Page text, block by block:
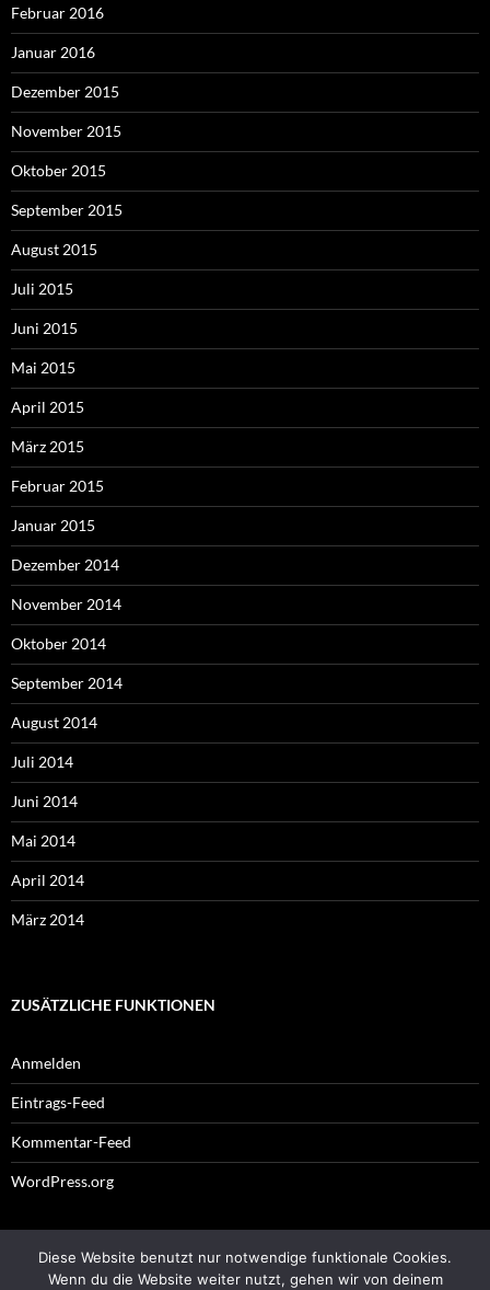
Februar 2016
Januar 2016
Dezember 2015
November 2015
Oktober 2015
September 2015
August 2015
Juli 2015
Juni 2015
Mai 2015
April 2015
März 2015
Februar 2015
Januar 2015
Dezember 2014
November 2014
Oktober 2014
September 2014
August 2014
Juli 2014
Juni 2014
Mai 2014
April 2014
März 2014
ZUSÄTZLICHE FUNKTIONEN
Anmelden
Eintrags-Feed
Kommentar-Feed
WordPress.org
Impressum
Diese Website benutzt nur notwendige funktionale Cookies.
Wenn du die Website weiter nutzt, gehen wir von deinem